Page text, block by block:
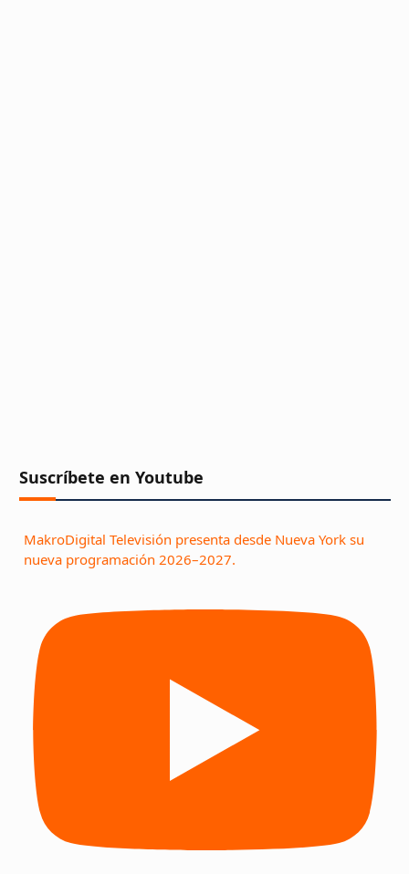
Suscríbete en Youtube
MakroDigital Televisión presenta desde Nueva York su
nueva programación 2026–2027.